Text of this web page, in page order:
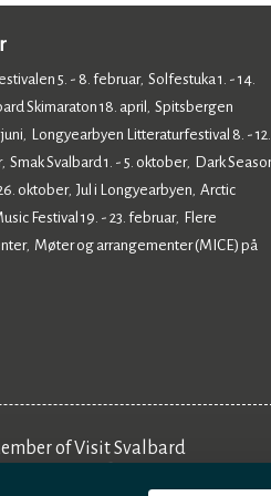
5. - 8. februar, Solfestuka 1. - 14.
Skimaraton 18. april , Spitsbergen
,
Longyearbyen Litteraturfestival 8. - 12.
, Smak Svalbard 1. - 5. oktober,
Dark
oktober, Jul i Longyearbyen, Arctic
Festival 19. - 23. februar,
Flere
, Møter og arrangementer (MICE) på
of Visit Svalbard